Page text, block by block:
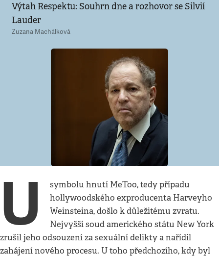
Výtah Respektu: Souhrn dne a rozhovor se Silvií
Lauder
Zuzana Machálková
U
symbolu hnutí MeToo, tedy případu
hollywoodského exproducenta Harveyho
Weinsteina, došlo k důležitému zvratu.
Nejvyšší soud amerického státu New York
zrušil jeho odsouzení za sexuální delikty a nařídil
zahájení nového procesu. U toho předchozího, kdy byl